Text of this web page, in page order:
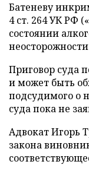
Батеневу
4 ст. 264 УК РФ
состоянии
Приговор суда
и может быть
подсудимого о
суда пока не
Адвокат Игорь
закона